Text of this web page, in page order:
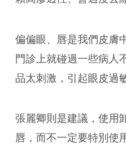
偏偏眼、唇是我們皮膚
門診上就碰過一些病人
品太刺激，引起眼皮過
張麗卿則是建議，使用
唇，而不一定要特別使